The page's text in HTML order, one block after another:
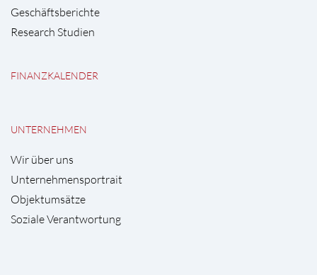
Geschäftsberichte
Research Studien
FINANZKALENDER
UNTERNEHMEN
Wir über uns
Unternehmensportrait
Objektumsätze
Soziale Verantwortung